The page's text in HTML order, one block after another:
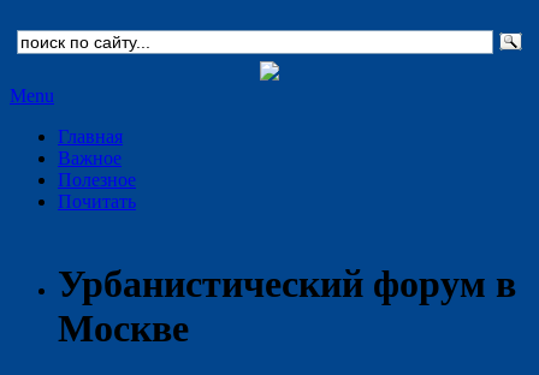
Menu
Главная
Важное
Полезное
Почитать
Урбанистический форум в
Москве